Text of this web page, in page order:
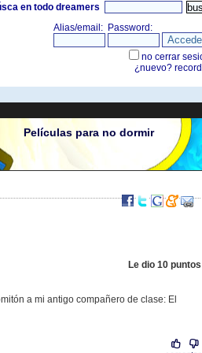
en todo dreamers
Películas para no dormir
Le dio 10 puntos
a mi antigo compañero de clase: El